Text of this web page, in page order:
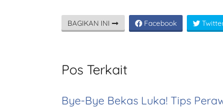
BAGIKAN INI Facebook
Pos Terkait
Bye-Bye Bekas Luka! Tips